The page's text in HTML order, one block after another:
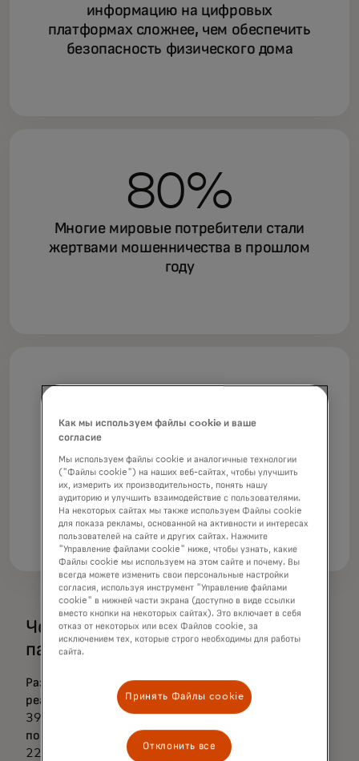
информацию на цифровых
платформах сложнее, чем обеспечить
безопасность физического дома
80%
Многие мировые потребители стали
жертвами мошенничества в прошлом
году
На 75%
говорят, что их больше беспокоит
влияние киберрисков, чем два года
назад
Чем моложе они, тем сильнее
падение.
Разные поколения по-разному воспринимают и
реагируют на киберугрозы: 43% поколения Z и
39% миллениалов сообщили, что участвовали в
попытках мошенничества, по сравнению с лишь
22% поколения X и 14% бумеров. Как ни
Как мы используем файлы cookie и ваше
согласие
Мы используем файлы cookie и аналогичные технологии
("Файлы cookie") на наших веб-сайтах, чтобы улучшить
их, измерить их производительность, понять нашу
аудиторию и улучшить взаимодействие с пользователями.
На некоторых сайтах мы также используем Файлы cookie
для показа рекламы, основанной на активности и интересах
пользователей на сайте и других сайтах. Нажмите
"Управление файлами cookie" ниже, чтобы узнать, какие
Файлы cookie мы используем на этом сайте и почему. Вы
всегда можете изменить свои персональные настройки
согласия, используя инструмент "Управление файлами
cookie" в нижней части экрана (доступно в виде ссылки
вместо кнопки на некоторых сайтах). Это включает в себя
отказ от некоторых или всех Файлов cookie, за
исключением тех, которые строго необходимы для работы
сайта.
Принять Файлы cookie
Отклонить все